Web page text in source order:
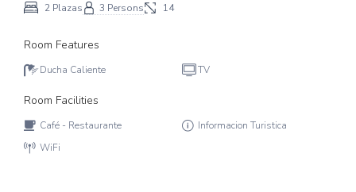
2 Plazas 3 Persons 14
Room Features
Ducha Caliente TV
Room Facilities
Café - Restaurante
Informacion Turistica
WiFi